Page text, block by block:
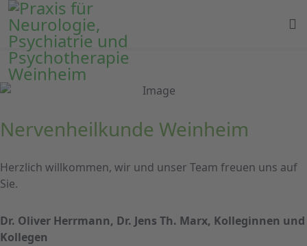
Nervenheilkunde Weinheim
Herzlich willkommen, wir und unser Team freuen uns auf
Sie.
Dr. Oliver Herrmann, Dr. Jens Th. Marx, Kolleginnen und
Kollegen